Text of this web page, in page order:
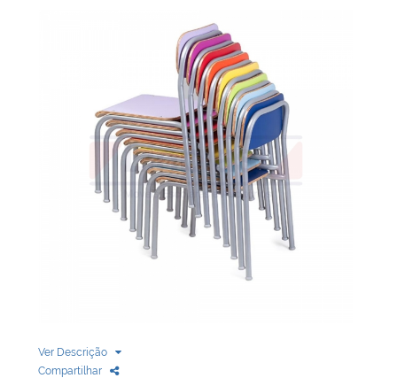
Ver Descrição
Compartilhar
Linha Wood Prime
Cadeira especial